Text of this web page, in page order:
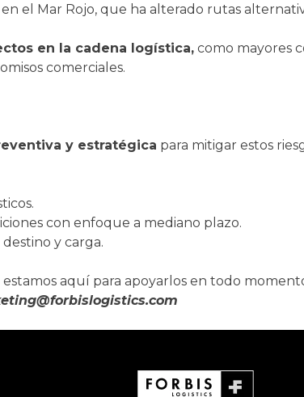
el Mar Rojo, que ha alterado rutas
en la cadena logística, como mayores
comerciales.
y estratégica para mitigar estos
con enfoque a mediano plazo.
y carga.
aquí para apoyarlos en todo